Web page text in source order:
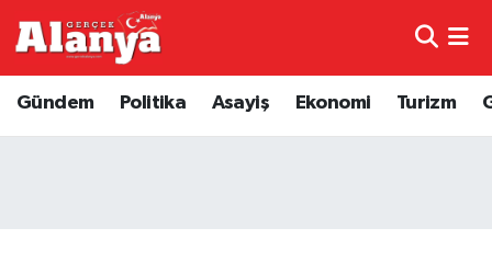
Gündem Politika Asayiş Ekonomi Turizm
Genel
Trafik Durumu